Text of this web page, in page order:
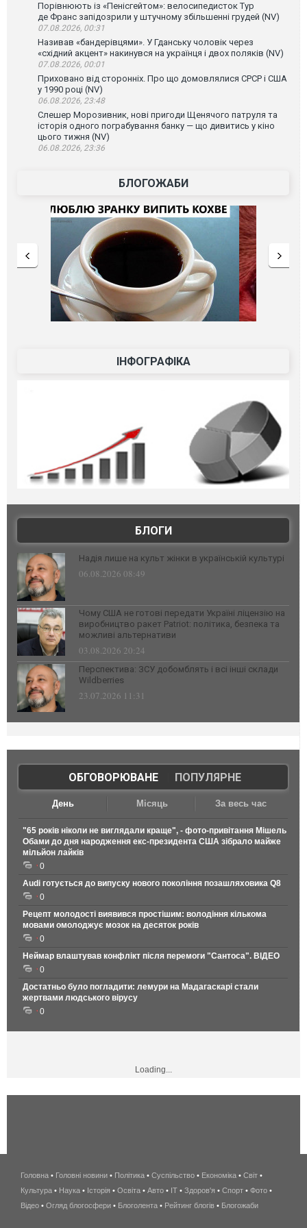
Порівнюють із «Пенісгейтом»: велосипедисток Тур
де Франс запідозрили у штучному збільшенні грудей (NV)
07.08.2026, 00:31
Називав «бандерівцями». У Гданську чоловік через
«східний акцент» накинувся на українця і двох поляків (NV)
07.08.2026, 00:01
Приховано від сторонніх. Про що домовлялися СРСР і США
у 1990 році (NV)
06.08.2026, 23:48
Слешер Морозивник, нові пригоди Щенячого патруля та
історія одного пограбування банку — що дивитись у кіно
цього тижня (NV)
06.08.2026, 23:36
БЛОГОЖАБИ
ІНФОГРАФІКА
БЛОГИ
Надія лише на культ жінки в українській культурі
06.08.2026 08:49
Чому США не готові передати Україні ліцензію на
виробництво ракет Patriot: політика, безпека та
можливі альтернативи
03.08.2026 20:24
Перспектива: ЗСУ добомблять і всі інші склади
Wildberries
23.07.2026 11:31
ОБГОВОРЮВАНЕ| ПОПУЛЯРНЕ
День Місяць За весь час
"65 років ніколи не виглядали краще", - фото-привітання Мішель
Обами до дня народження екс-президента США зібрало майже
мільйон лайків
0
Audi готується до випуску нового покоління позашляховика Q8
0
Рецепт молодості виявився простішим: володіння кількома
мовами омолоджує мозок на десяток років
0
Неймар влаштував конфлікт після перемоги "Сантоса". ВІДЕО
0
Достатньо було погладити: лемури на Мадагаскарі стали
жертвами людського вірусу
0
Loading...
беспроводной
интернет
киев
Головна • Головні новини • Політика • Суспільство • Економіка • Світ •
Культура • Наука • Історія • Освіта • Авто • IT • Здоров'я • Спорт • Фото •
Відео • Огляд блогосфери • Блоголента • Рейтинг блогів • Блогожаби